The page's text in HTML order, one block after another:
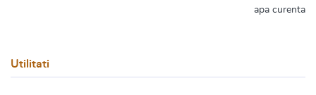
apa curenta
Utilitati